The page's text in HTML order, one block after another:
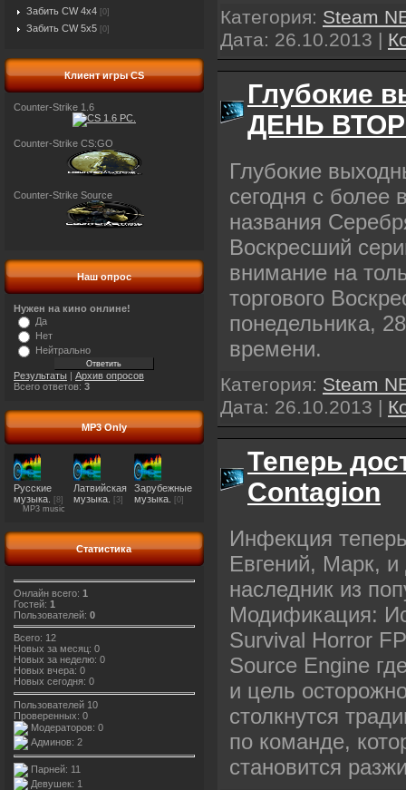
Забить CW 4x4 [0]
Забить CW 5x5 [0]
Клиент игры CS
Counter-Strike 1.6
Counter-Strike CS:GO
Counter-Strike Source
Наш опрос
Нужен на кино онлине!
Да
Нет
Нейтрально
Результаты | Архив опросов
Всего ответов: 3
MP3 Only
Русские
музыка.
[8]
MP3 music
Латвийская
музыка.
[3]
Зарубежные
музыка.
[0]
Статистика
Онлайн всего: 1
Гостей: 1
Пользователей: 0
Всего: 12
Новых за месяц: 0
Новых за неделю: 0
Новых вчера: 0
Новых сегодня: 0
Пользователей 10
Проверенных: 0
Модераторов: 0
Админов: 2
Парней: 11
Девушек: 1
Категория: Steam
Дата: 26.10.2013 |
Глубокие
ДЕНЬ
Глубокие
сегодня с более
названия
Воскресший
внимание на
торгового
понедельника,
времени.
Категория: Steam
Дата: 26.10.2013 |
Теперь
Contagion
Инфекция
Евгений, Марк,
наследник из
Модификация:
Survival Horror
Source Engine
и цель
столкнутся
по команде,
становится